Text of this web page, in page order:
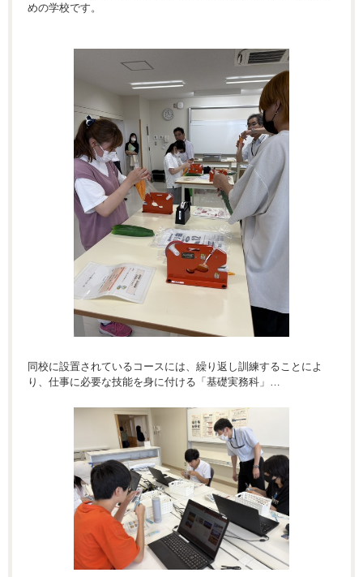
めの学校です。
同校に設置されているコースには、繰り返し訓練することによ
り、仕事に必要な技能を身に付ける「基礎実務科」…